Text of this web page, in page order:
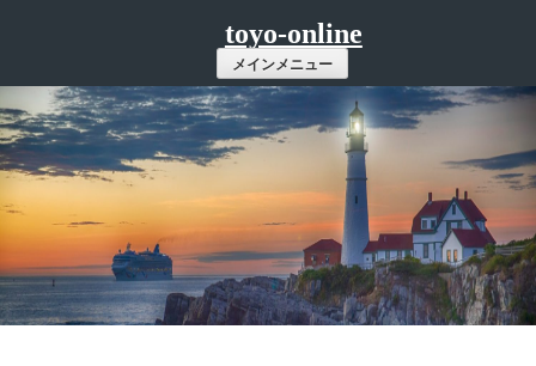
ツ
へ
ス
キ
ッ
プ
toyo-online
メインメニュー